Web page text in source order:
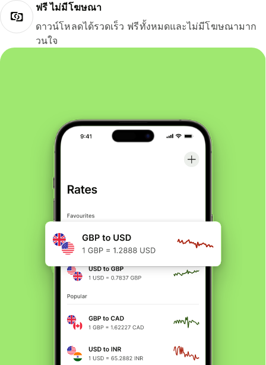
ฟรี ไม่มีโฆษณา
ดาวน์โหลดได้รวดเร็ว ฟรีทั้งหมดและไม่มีโฆษณามาก
วนใจ